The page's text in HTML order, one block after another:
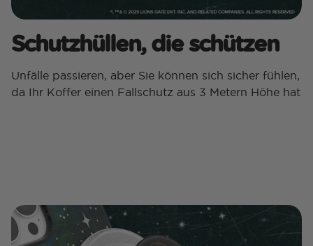
Schutzhüllen, die schützen
Unfälle passieren, aber Sie können sich sicher fühlen,
da Ihr Koffer einen Fallschutz aus 3 Metern Höhe hat